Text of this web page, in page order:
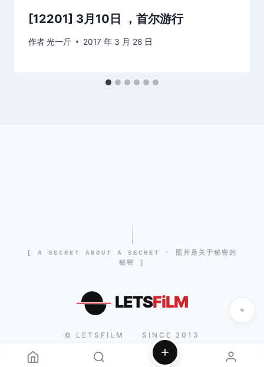
[12201] 3月10日 ，首尔游行
作者光一斤 2017 年 3 月 28 日
[ A SECRET ABOUT A SECRET · 照片是关于秘密的
秘密 ]
LETSFiLM
© LETSFILM SINCE 2013